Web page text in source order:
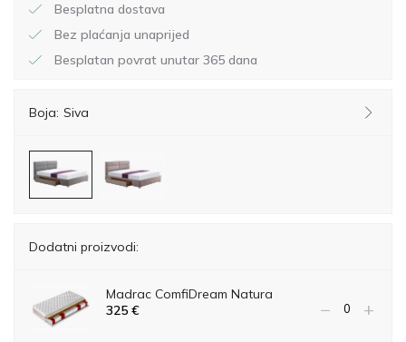
Besplatna dostava
Bez plaćanja unaprijed
Besplatan povrat unutar 365 dana
Boja: Siva
Dodatni proizvodi:
Madrac ComfiDream Natura
325 € +
−